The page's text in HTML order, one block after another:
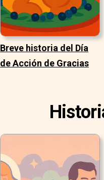
Breve historia del Día
de Acción de Gracias